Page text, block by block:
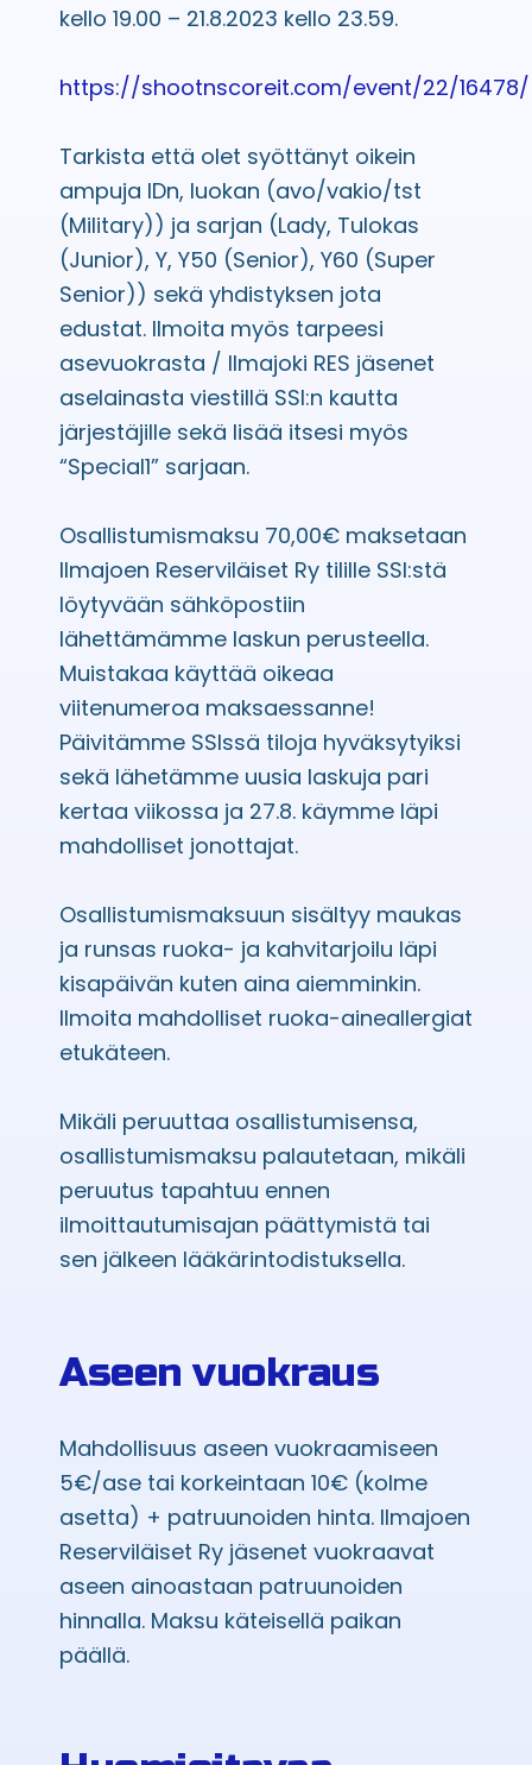
kello 19.00 – 21.8.2023 kello 23.59.
https://shootnscoreit.com/event/22/16478/
Tarkista että olet syöttänyt oikein
ampuja IDn, luokan (avo/vakio/tst
(Military)) ja sarjan (Lady, Tulokas
(Junior), Y, Y50 (Senior), Y60 (Super
Senior)) sekä yhdistyksen jota
edustat. Ilmoita myös tarpeesi
asevuokrasta / Ilmajoki RES jäsenet
aselainasta viestillä SSI:n kautta
järjestäjille sekä lisää itsesi myös
“Special1” sarjaan.
Osallistumismaksu 70,00€ maksetaan
Ilmajoen Reserviläiset Ry tilille SSI:stä
löytyvään sähköpostiin
lähettämämme laskun perusteella.
Muistakaa käyttää oikeaa
viitenumeroa maksaessanne!
Päivitämme SSIssä tiloja hyväksytyiksi
sekä lähetämme uusia laskuja pari
kertaa viikossa ja 27.8. käymme läpi
mahdolliset jonottajat.
Osallistumismaksuun sisältyy maukas
ja runsas ruoka- ja kahvitarjoilu läpi
kisapäivän kuten aina aiemminkin.
Ilmoita mahdolliset ruoka-aineallergiat
etukäteen.
Mikäli peruuttaa osallistumisensa,
osallistumismaksu palautetaan, mikäli
peruutus tapahtuu ennen
ilmoittautumisajan päättymistä tai
sen jälkeen lääkärintodistuksella.
Aseen vuokraus
Mahdollisuus aseen vuokraamiseen
5€/ase tai korkeintaan 10€ (kolme
asetta) + patruunoiden hinta. Ilmajoen
Reserviläiset Ry jäsenet vuokraavat
aseen ainoastaan patruunoiden
hinnalla. Maksu käteisellä paikan
päällä.